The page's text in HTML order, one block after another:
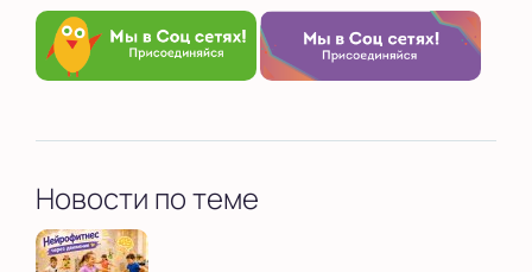
Новости по теме